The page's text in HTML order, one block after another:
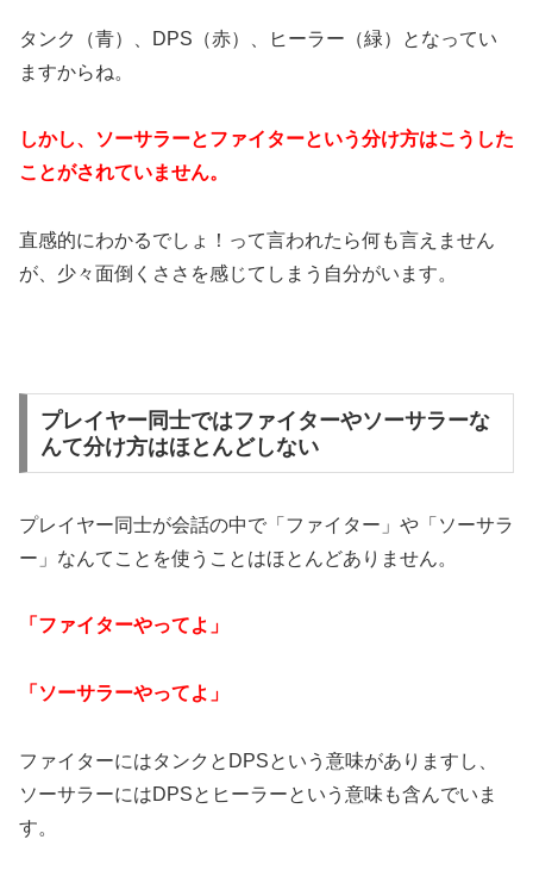
タンク（青）、DPS（赤）、ヒーラー（緑）となってい
ますからね。
しかし、ソーサラーとファイターという分け方はこうした
ことがされていません。
直感的にわかるでしょ！って言われたら何も言えません
が、少々面倒くささを感じてしまう自分がいます。
プレイヤー同士ではファイターやソーサラーな
んて分け方はほとんどしない
プレイヤー同士が会話の中で「ファイター」や「ソーサラ
ー」なんてことを使うことはほとんどありません。
「ファイターやってよ」
「ソーサラーやってよ」
ファイターにはタンクとDPSという意味がありますし、
ソーサラーにはDPSとヒーラーという意味も含んでいま
す。